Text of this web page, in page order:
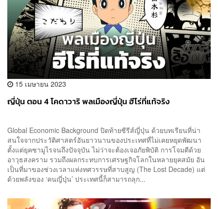
15 เมษายน 2023
ญี่ปุ่น ตอน 4 โคดาวาริ พลเมืองญี่ปุ่น ฮีโร่ที่แท้จริง
Global Economic Background ปิดท้ายซีรีส์ญี่ปุ่น ด้วยบทเรียนที่น่า
สนใจจากประวัติศาสตร์อันยาวนานของประเทศที่ไม่เคยหยุดพัฒนา
ตั้งแต่ยุคซามูไรจนถึงปัจจุบัน ไม่ว่าจะต้องเจอภัยพิบัติ การโจมตีด้วย
อาวุธสงคราม รวมถึงผลกระทบการเศรษฐกิจโลกในหลายยุคสมัย อัน
เป็นที่มาของช่วงเวลาแห่งทศวรรษที่สาบสูญ (The Lost Decade) แต่
ด้วยพลังของ ‘คนญี่ปุ่น’ ประเทศนี้ก็สามารถลุก...